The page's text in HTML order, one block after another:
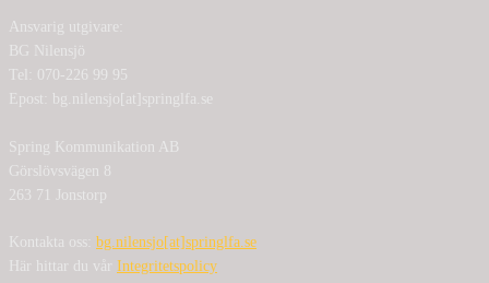
Ansvarig utgivare:
BG Nilensjö
Tel: 070-226 99 95
Epost: bg.nilensjo[at]springlfa.se
Spring Kommunikation AB
Görslövsvägen 8
263 71 Jonstorp
Kontakta oss: bg.nilensjo[at]springlfa.se
Här hittar du vår Integritetspolicy